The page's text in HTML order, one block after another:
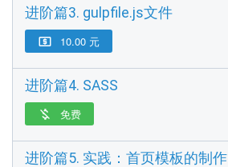
进阶篇3. gulpfile.js文件
 10.00 元
进阶篇4. SASS
 免费
进阶篇5. 实践：首页模板的制